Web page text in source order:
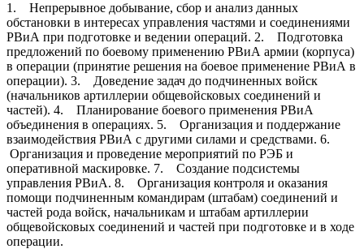
1. Непрерывное добывание, сбор и анализ данных
обстановки в интересах управления частями и соединениями
РВиА при подготовке и ведении операций. 2. Подготовка
предложений по боевому применению РВиА армии (корпуса)
в операции (принятие решения на боевое применение РВиА в
операции). 3. Доведение задач до подчиненных войск
(начальников артиллерии общевойсковых соединений и
частей). 4. Планирование боевого применения РВиА
объединения в операциях. 5. Организация и поддержание
взаимодействия РВиА с другими силами и средствами. 6.
Организация и проведение мероприятий по РЭБ и
оперативной маскировке. 7. Создание подсистемы
управления РВиА. 8. Организация контроля и оказания
помощи подчиненным командирам (штабам) соединений и
частей рода войск, начальникам и штабам артиллерии
общевойсковых соединений и частей при подготовке и в ходе
операции.